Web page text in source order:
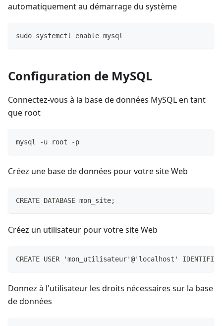
automatiquement au démarrage du système
sudo systemctl enable mysql
Configuration de MySQL
Connectez-vous à la base de données MySQL en tant
que root
mysql -u root -p
Créez une base de données pour votre site Web
CREATE DATABASE mon_site;
Créez un utilisateur pour votre site Web
CREATE USER 'mon_utilisateur'@'localhost'
Donnez à l'utilisateur les droits nécessaires sur la base
de données